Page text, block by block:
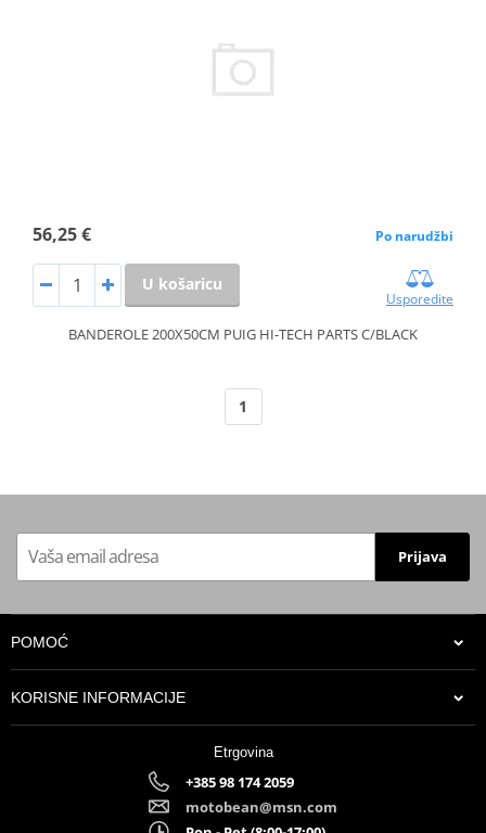
56,25 € Po narudžbi
U košaricu
Usporedite
BANDEROLE 200X50CM PUIG HI-TECH PARTS C/BLACK
1
Prijava
POMOĆ
KORISNE INFORMACIJE
Etrgovina
+385 98 174 2059
motobean@msn.com